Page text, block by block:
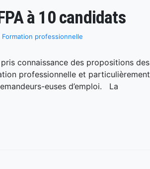
à 10 candidats
Formation professionnelle
connaissance des propositions des
professionnelle et particulièrement
euses d’emploi. La